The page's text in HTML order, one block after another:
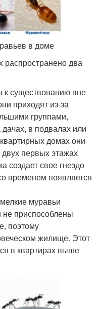
в доме
распространено два
существованию вне
приходят из-за
группами,
в подвалах или
домах они
первых этажах
свое гнездо
временем появляется
муравьи
приспособлены
поэтому
жилище. Этот
в квартирах выше